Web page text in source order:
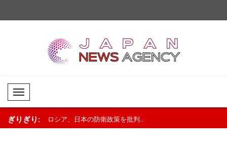
Mobil Menü
ぎりぎり:
心としたま ロシア、日本の防衛政策を批判..